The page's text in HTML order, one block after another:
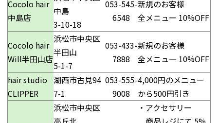
Cocolo hair
中島店
中島
3-10-18
053-545-
6548
新規のお客様
全メニュー 10%OFF
Cocolo hair
Will半田山店
浜松市中央区
半田山
5-1-7
053-433-
7888
新規のお客様
全メニュー 10%OFF
hair studio
CLIPPER
湖西市古見94
7-1
053-555-
9008
4,000円のメニュー
から500円引き
浜松市中央区
・アクセサリー